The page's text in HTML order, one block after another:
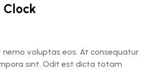
Clock
nemo voluptas eos. At consequatur
sint. Odit est dicta totam